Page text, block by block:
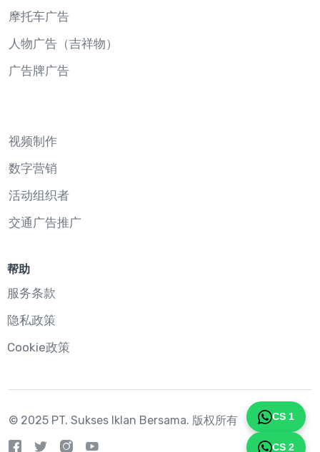
摩托车广告
人物广告（吉祥物）
广告牌广告
视频制作
数字营销
活动组织者
交通广告推广
帮助
服务条款
隐私政策
Cookie政策
© 2025 PT. Sukses Iklan Bersama. 版权所有 CS 1
CS 2